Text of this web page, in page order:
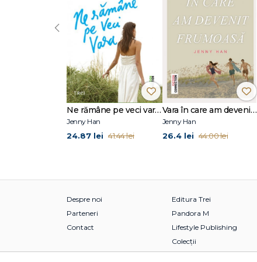
Ne rămâne pe veci vara (seria Vara, vol. 3)
Jenny Han
24.87 lei 41.44 lei
Vara în care am devenit frumoasă (seria Vara, vol. 1)
Jenny Han
26.4 lei 44.00 lei
‹
Despre noi
Parteneri
Contact
Editura Trei
Pandora M
Lifestyle Publishing
Colecții